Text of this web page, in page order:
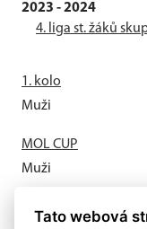
2023 - 2024
4. liga st. žáků
1. kolo
Muži
MOL CUP
Muži
Letní příprava
Tato webová